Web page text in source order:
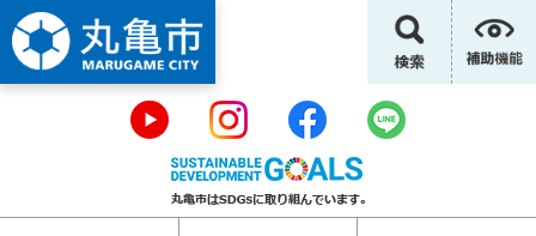
ー
ジ
の
。
ニ
ュ
ー
て